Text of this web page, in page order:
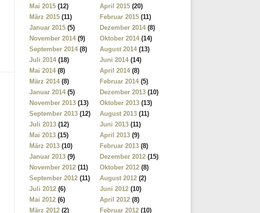
Mai 2015 (12) April 2015 (20)
März 2015 (11) Februar 2015 (11)
Januar 2015 (5) Dezember 2014 (8)
November 2014 (9) Oktober 2014 (14)
September 2014 (8) August 2014 (13)
Juli 2014 (18) Juni 2014 (14)
Mai 2014 (8) April 2014 (8)
März 2014 (8) Februar 2014 (5)
Januar 2014 (5) Dezember 2013 (10)
November 2013 (13) Oktober 2013 (13)
September 2013 (12) August 2013 (11)
Juli 2013 (12) Juni 2013 (11)
Mai 2013 (15) April 2013 (9)
März 2013 (10) Februar 2013 (8)
Januar 2013 (9) Dezember 2012 (15)
November 2012 (11) Oktober 2012 (8)
September 2012 (11) August 2012 (2)
Juli 2012 (6) Juni 2012 (10)
Mai 2012 (6) April 2012 (8)
März 2012 (2) Februar 2012 (10)